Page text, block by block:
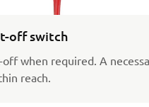
off switch
when required. A
reach.